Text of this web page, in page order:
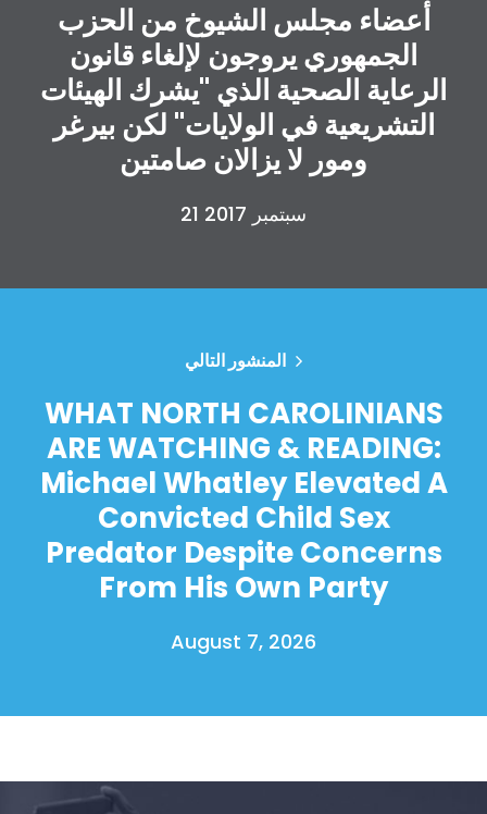
Shop
أعضاء مجلس الشيوخ من الحزب
الجمهوري يروجون لإلغاء قانون
الرعاية الصحية الذي "يشرك الهيئات
التشريعية في الولايات" لكن بيرغر
ومور لا يزالان صامتين
21 سبتمبر 2017
المنشور التالي
WHAT NORTH CAROLINIANS
ARE WATCHING & READING:
Michael Whatley Elevated A
Convicted Child Sex
Predator Despite Concerns
From His Own Party
August 7, 2026